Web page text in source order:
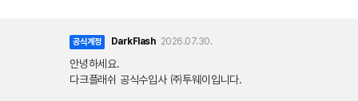
공식계정 DarkFlash 2026.07.30.
안녕하세요.
다크플래쉬 공식수입사 ㈜투웨이입니다.